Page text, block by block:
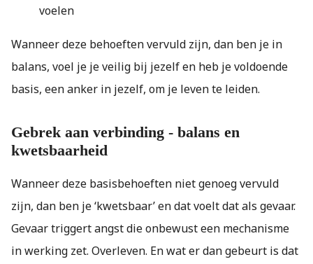
voelen
Wanneer deze behoeften vervuld zijn, dan ben je in
balans, voel je je veilig bij jezelf en heb je voldoende
basis, een anker in jezelf, om je leven te leiden.
Gebrek aan verbinding - balans en
kwetsbaarheid
Wanneer deze basisbehoeften niet genoeg vervuld
zijn, dan ben je ‘kwetsbaar’ en dat voelt dat als gevaar.
Gevaar triggert angst die onbewust een mechanisme
in werking zet. Overleven. En wat er dan gebeurt is dat